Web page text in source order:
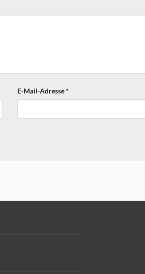
E-Mail-Adresse*